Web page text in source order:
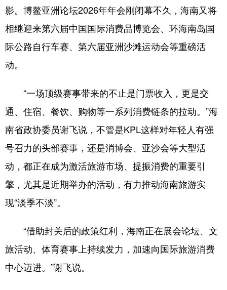
影。博鳌亚洲论坛2026年年会刚闭幕不久，海南又将
相继迎来第六届中国国际消费品博览会、环海南岛国
际公路自行车赛、第六届亚洲沙滩运动会等重磅活
动。
“一场顶级赛事带来的不止是门票收入，更是交
通、住宿、餐饮、购物等一系列消费链条的拉动。”海
南省政协委员谢飞说，不管是KPL这样对年轻人有强
号召力的头部赛事，还是消博会、亚沙会等大型活
动，都正在成为激活旅游市场、提振消费的重要引
擎，尤其是近期举办的活动，有力推动海南旅游实
现“淡季不淡”。
“借助封关后的政策红利，海南正在展会论坛、文
旅活动、体育赛事上持续发力，加速向国际旅游消费
中心迈进。”谢飞说。